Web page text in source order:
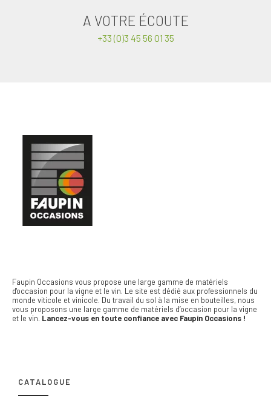
A VOTRE ÉCOUTE
+33 (0)3 45 56 01 35
Faupin Occasions vous propose une large gamme de matériels
d'occasion pour la vigne et le vin. Le site est dédié aux professionnels du
monde viticole et vinicole. Du travail du sol à la mise en bouteilles, nous
vous proposons une large gamme de matériels d’occasion pour la vigne
et le vin. Lancez-vous en toute confiance avec Faupin Occasions !
CATALOGUE